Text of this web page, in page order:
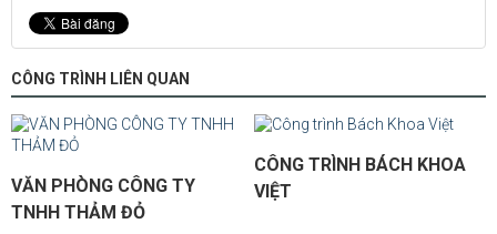
CÔNG TRÌNH LIÊN QUAN
VĂN PHÒNG CÔNG TY
TNHH THẢM ĐỎ
CÔNG TRÌNH BÁCH KHOA
VIỆT